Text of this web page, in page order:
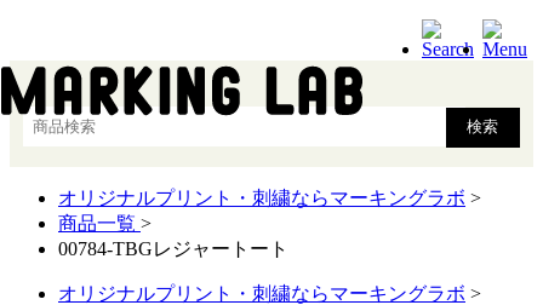
オリジナルプリント・刺繍ならマーキングラボ >
商品一覧 >
00784-TBGレジャートート
オリジナルプリント・刺繍ならマーキングラボ >